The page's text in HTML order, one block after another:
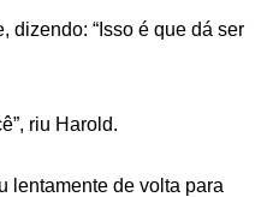
dizendo: “Isso é que dá ser
riu Harold.
lentamente de volta para